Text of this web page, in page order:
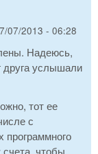
07/2013 - 06:28
Надеюсь,
друга услышали
тот ее
с
программного